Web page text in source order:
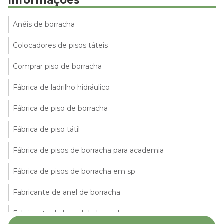
Anéis de borracha
Colocadores de pisos táteis
Comprar piso de borracha
Fábrica de ladrilho hidráulico
Fábrica de piso de borracha
Fábrica de piso tátil
Fábrica de pisos de borracha para academia
Fábrica de pisos de borracha em sp
Fabricante de anel de borracha
Fabricante de lençol de borracha